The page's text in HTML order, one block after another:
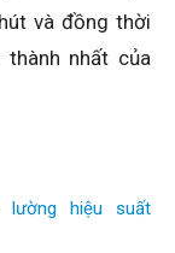
và đồng thời
thành nhất của
lường hiệu suất